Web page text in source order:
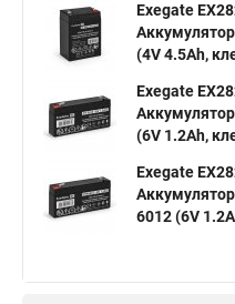
Exegate
(4V 4.5Ah,
Exegate
(6V 1.2Ah,
Exegate
6012 (6V